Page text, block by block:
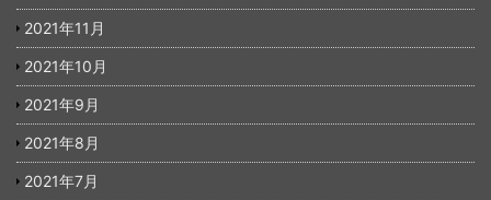
2021年11月
2021年10月
2021年9月
2021年8月
2021年7月